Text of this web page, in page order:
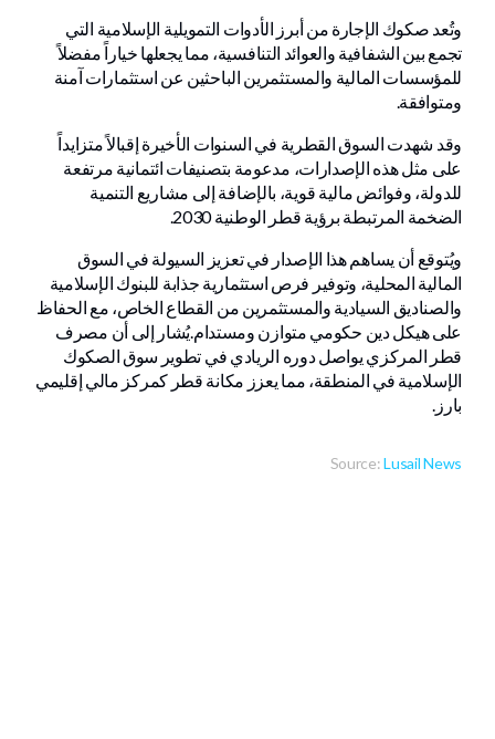
وتُعد صكوك الإجارة من أبرز الأدوات التمويلية الإسلامية التي
تجمع بين الشفافية والعوائد التنافسية، مما يجعلها خياراً مفضلاً
للمؤسسات المالية والمستثمرين الباحثين عن استثمارات آمنة
ومتوافقة.
وقد شهدت السوق القطرية في السنوات الأخيرة إقبالاً متزايداً
على مثل هذه الإصدارات، مدعومة بتصنيفات ائتمانية مرتفعة
للدولة، وفوائض مالية قوية، بالإضافة إلى مشاريع التنمية
الضخمة المرتبطة برؤية قطر الوطنية 2030.
ويُتوقع أن يساهم هذا الإصدار في تعزيز السيولة في السوق
المالية المحلية، وتوفير فرص استثمارية جذابة للبنوك الإسلامية
والصناديق السيادية والمستثمرين من القطاع الخاص، مع الحفاظ
على هيكل دين حكومي متوازن ومستدام.يُشار إلى أن مصرف
قطر المركزي يواصل دوره الريادي في تطوير سوق الصكوك
الإسلامية في المنطقة، مما يعزز مكانة قطر كمركز مالي إقليمي
بارز.
Source:Lusail News